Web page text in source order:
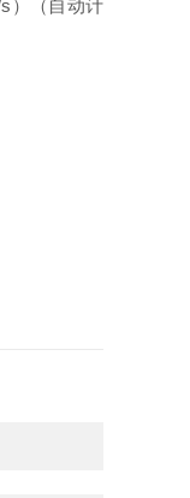
）（自动计